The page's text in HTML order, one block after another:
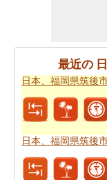
あなたの旅行を
べての情報が必
本、福岡県大牟
さい。日本、福
での自分がより
道路で旅行する
から日本、福岡
最近の
日本、福岡県筑後
日本、福岡県筑後